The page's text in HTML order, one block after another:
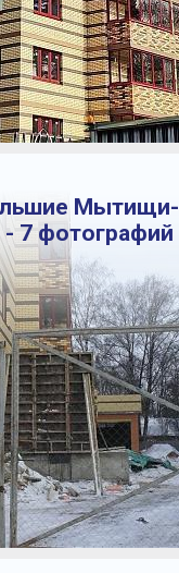
Мытищи-
- 7 фотографий